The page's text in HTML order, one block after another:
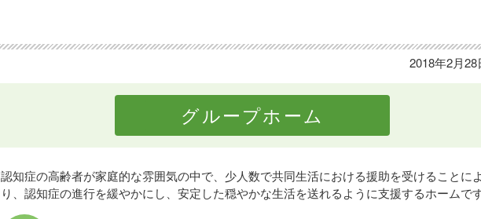
2018年2月28
グループホーム
認知症の高齢者が家庭的な雰囲気の中で、少人数で共同生活における援助を受けることによ
り、認知症の進行を緩やかにし、安定した穏やかな生活を送れるように支援するホームです